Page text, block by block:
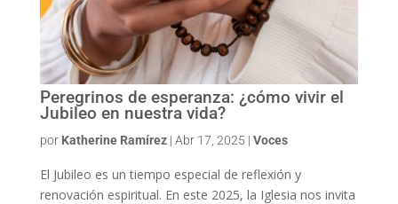
Peregrinos de esperanza: ¿cómo vivir el
Jubileo en nuestra vida?
por Katherine Ramírez| Abr 17, 2025 | Voces
El Jubileo es un tiempo especial de reflexión y
renovación espiritual. En este 2025, la Iglesia nos invita